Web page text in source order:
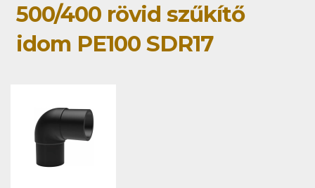
500/400 rövid szűkítő
idom PE100 SDR17